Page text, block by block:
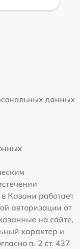
данных
Казани работает
авторизации от
на сайте,
характер и
п. 2 ст. 437